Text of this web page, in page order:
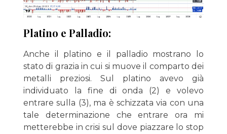
Platino e Palladio:
Anche il platino e il palladio mostrano lo
stato di grazia in cui si muove il comparto dei
metalli preziosi. Sul platino avevo già
individuato la fine di onda (2) e volevo
entrare sulla (3), ma è schizzata via con una
tale determinazione che entrare ora mi
metterebbe in crisi sul dove piazzare lo stop